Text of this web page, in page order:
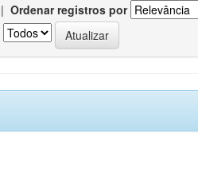
| Ordenar registros por